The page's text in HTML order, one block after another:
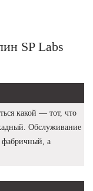
SP Labs
какой — тот, что
Обслуживание
фабричный, а